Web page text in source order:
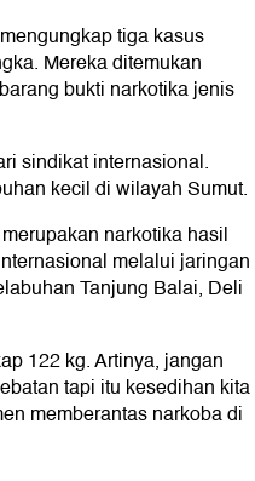
tiga kasus
Mereka ditemukan
bukti narkotika jenis
sindikat internasional.
kecil di wilayah Sumut.
narkotika hasil
melalui jaringan
Tanjung Balai, Deli
122 kg. Artinya, jangan
tapi itu kesedihan kita
memberantas narkoba di